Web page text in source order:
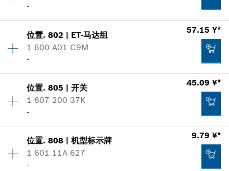
366.12 ¥*
*显示的价格包含增值税
196.70 ¥*
*显示的价格包含增值税
加入购物车
-
价格类组
00
显示在插图
406.39 ¥*
*显示的价格包含增值税
位置.802 | ET-马达组
1 600 A01 C9M
-
57.15 ¥*
数量 1
价格类组: 00
使用证明
显示在插图
位置.805 |开关
1 607 200 37K
-
45.09 ¥*
数量 1
价格类组:00
位置.808 |机型标示牌
1 601 11A 627
-
9.79 ¥*